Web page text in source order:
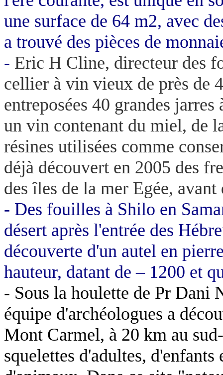
une surface de 64 m2, avec
a trouvé des pièces de
- Eric H Cline, directeur des
cellier à vin vieux de près de
entreposées 40 grandes jarres
un vin contenant du miel, de
résines utilisées comme
déjà découvert en 2005 des
des îles de la mer Egée,
- Des fouilles à Shilo en
désert après l'entrée des
découverte d'un autel en
hauteur, datant de – 1200 et
- Sous la houlette de Pr Dani
équipe d'archéologues a
Mont Carmel, à 20 km au
squelettes d'adultes, d'enfants